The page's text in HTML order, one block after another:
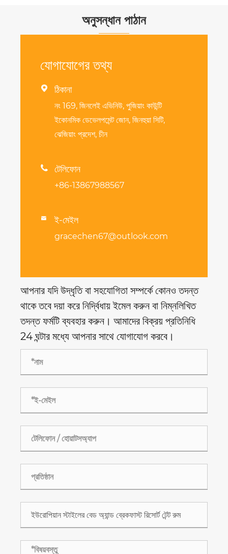
অনুসন্ধান পাঠান
যোগাযোগের তথ্য
 ঠিকানা
নং 169, জিনলেই এভিনিউ, পুজিয়াং কাউন্টি
ইকোনমিক ডেভেলপমেন্ট জোন, জিনহুয়া সিটি,
ঝেজিয়াং প্রদেশ, চীন
 টেলিফোন
+86-13867988567
 ই-মেইল
gracechen67@outlook.com
আপনার যদি উদ্ধৃতি বা সহযোগিতা সম্পর্কে কোনও তদন্ত
থাকে তবে দয়া করে নির্দ্বিধায় ইমেল করুন বা নিম্নলিখিত
তদন্ত ফর্মটি ব্যবহার করুন। আমাদের বিক্রয় প্রতিনিধি
24 ঘন্টার মধ্যে আপনার সাথে যোগাযোগ করবে।